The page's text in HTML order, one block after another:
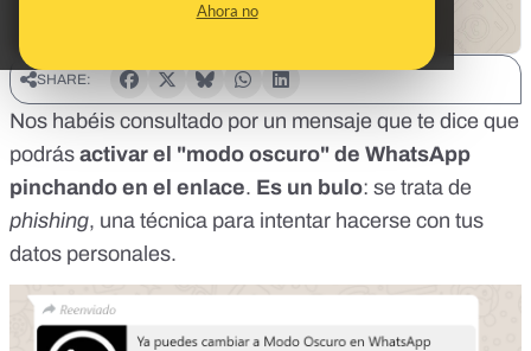
Ahora no
SHARE:
Nos habéis consultado por un mensaje que te dice que
podrás activar el "modo oscuro" de WhatsApp
pinchando en el enlace. Es un bulo: se trata de
phishing, una técnica para intentar hacerse con tus
datos personales.